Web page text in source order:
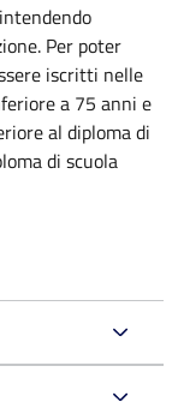
Per poter
iscritti nelle
a 75 anni e
al diploma di
di scuola